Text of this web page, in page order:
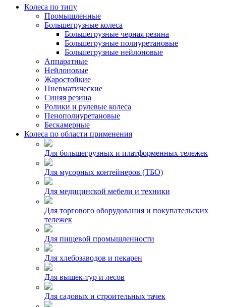
Колеса по типу
Промышленные
Большегрузные колеса
Большегрузные черная резина
Большегрузные полиуретановые
Большегрузные нейлоновые
Аппаратные
Нейлоновые
Жаростойкие
Пневматические
Синяя резина
Ролики и рулевые колеса
Пенополиуретановые
Бескамерные
Колеса по области применения
Для большегрузных и платформенных тележек
Для мусорных контейнеров (ТБО)
Для медицинской мебели и техники
Для торгового оборудования и покупательских
тележек
Для пищевой промышленности
Для хлебозаводов и пекарен
Для вышек-тур и лесов
Для садовых и строительных тачек